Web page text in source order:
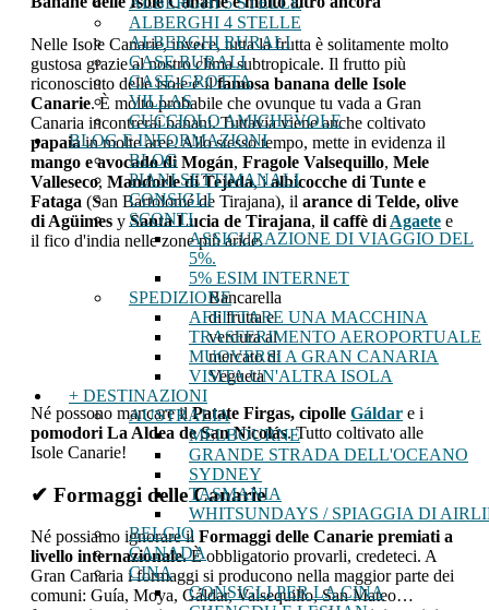
ALBERGHI 4 STELLE
ALBERGHI RURALI
CASE RURALI
CASE-GROTTA
VILLAS
CUCCIOLO AMICHEVOLE
BLOG E INFORMAZIONI
BLOG
PIANI SETTIMANALI
CONSIGLI
SCONTI
ASSICURAZIONE DI VIAGGIO DEL
5%.
5% ESIM INTERNET
SPEDIZIONE
AFFITTARE UNA MACCHINA
TRASFERIMENTO AEROPORTUALE
MUOVERSI A GRAN CANARIA
VISITA UN'ALTRA ISOLA
+ DESTINAZIONI
AUSTRALIA
MELBOURNE
GRANDE STRADA DELL'OCEANO
SYDNEY
TASMANIA
WHITSUNDAYS / SPIAGGIA DI
BELGIO
CANADA
CINA
CONSIGLI PER LA CINA
Nelle Isole Canarie, invece, tutta la frutta è solitamente molto
gustosa grazie al nostro clima subtropicale. Il frutto più
riconosciuto delle isole è ilfamosa banana delle Isole
Canarie. È molto probabile che ovunque tu vada a Gran
Canaria incontrerai banani. Tuttavia viene anche coltivato
papaiain molte aree. Allo stesso tempo, mette in evidenza il
mango e avocado di Mogán, Fragole Valsequillo, Mele
Valleseco, Mandorle di Tejeda, ialbicocche di Tunte e
Fataga (San Bartolomé de Tirajana), il arance di Telde, olive
di Agüimes y Santa Lucia de Tirajana, il caffè di Agaete e
il fico d'india nelle zone più aride.
Bancarella
di frutta e
verdura al
mercato di
Vegueta
Né possono mancare ilPatate Firgas, cipolle Gáldar e i
pomodori La Aldea de San Nicolás. Tutto coltivato alle
Isole Canarie!
✔ Formaggi delle Canarie
Né possiamo ignorare il Formaggi delle Canarie premiati a
livello internazionale.È obbligatorio provarli, credeteci. A
Gran Canaria i formaggi si producono nella maggior parte dei
comuni: Guía, Moya, Gáldar, Valsequillo, San Mateo…